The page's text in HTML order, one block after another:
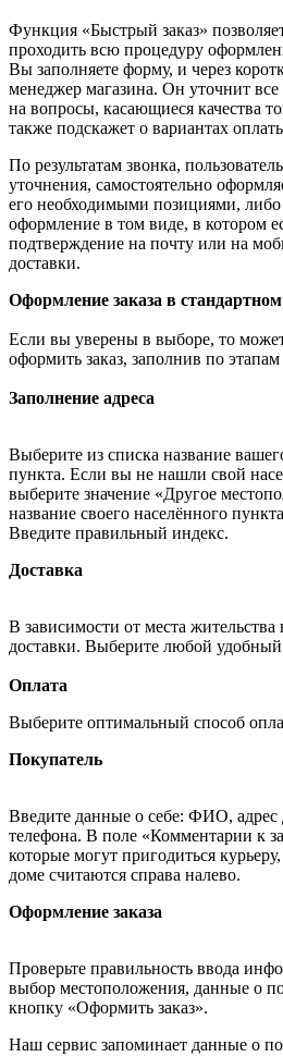
Функция «Быстрый заказ»
проходить всю процедуру
Вы заполняете форму, и через
менеджер магазина. Он уточнит все
на вопросы, касающиеся качества
также подскажет о вариантах
По результатам звонка,
уточнения, самостоятельно
его необходимыми позициями, либо
оформление в том виде, в котором
подтверждение на почту или на
доставки.
Оформление заказа в
Если вы уверены в выборе, то
оформить заказ, заполнив по
Заполнение адреса
Выберите из списка название
пункта. Если вы не нашли свой
выберите значение «Другое
название своего населённого
Введите правильный индекс.
Доставка
В зависимости от места
доставки. Выберите любой удобный
Оплата
Выберите оптимальный способ
Покупатель
Введите данные о себе: ФИО, адрес
телефона. В поле «Комментарии к
которые могут пригодиться
доме считаются справа налево.
Оформление заказа
Проверьте правильность ввода
выбор местоположения, данные о
кнопку «Оформить заказ».
Наш сервис запоминает данные о